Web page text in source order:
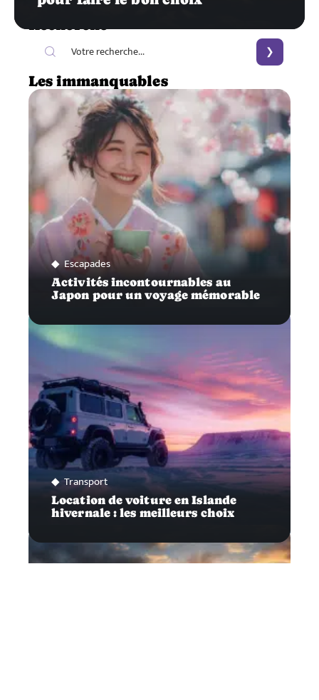
Les immanquables
Escapades
Activités incontournables au
Japon pour un voyage mémorable
Transport
Location de voiture en Islande
hivernale : les meilleurs choix